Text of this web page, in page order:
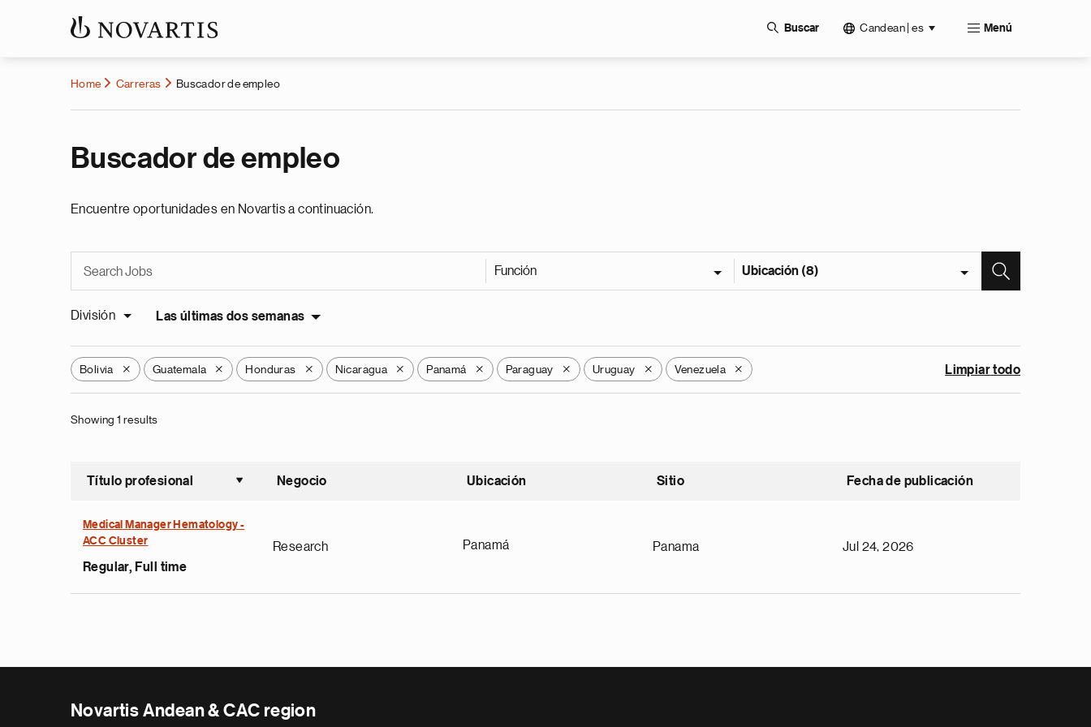
Buscar Candean | es Menú
Home Carreras Buscador de empleo
Buscador de empleo
Encuentre oportunidades en Novartis a continuación.
Función Ubicación (8)
División Las últimas dos semanas
Bolivia X Guatemala X Honduras X Nicaragua X Panamá X Paraguay X Uruguay X Venezuela X Limpiar todo
Showing 1 results
Título profesional
Ordenar ascendente
Negocio Ubicación Sitio Fecha de publicación
Medical Manager Hematology -
ACC Cluster
Regular, Full time
Research Panamá Panama Jul 24, 2026
Novartis Andean & CAC region